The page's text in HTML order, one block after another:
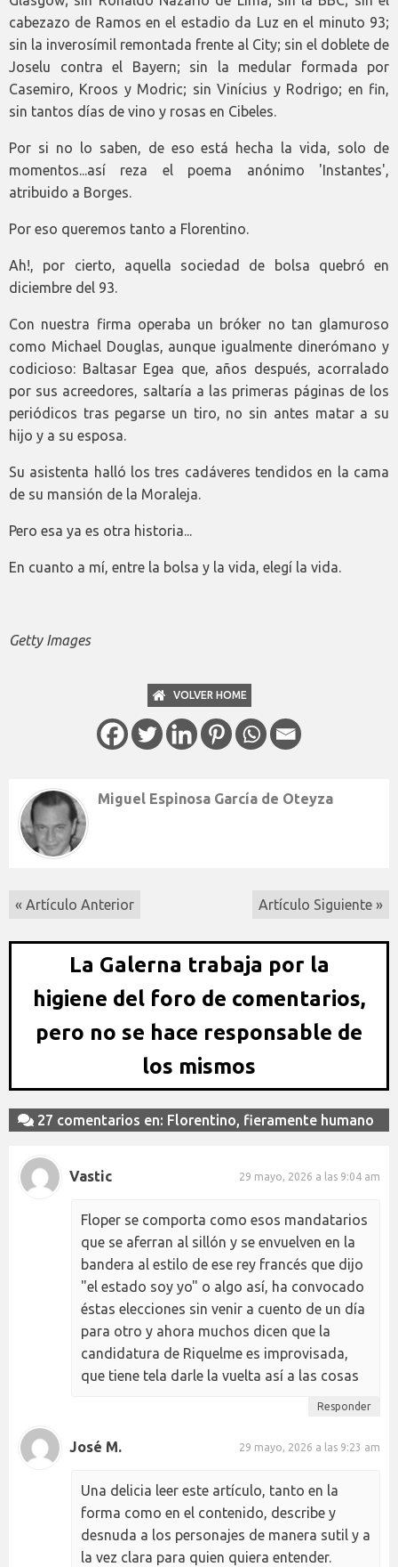
cabezazo de Ramos en el estadio da Luz en el minuto 93;
sin la inverosímil remontada frente al City; sin el doblete de
Joselu contra el Bayern; sin la medular formada por
Casemiro, Kroos y Modric; sin Vinícius y Rodrigo; en fin,
sin tantos días de vino y rosas en Cibeles.
Por si no lo saben, de eso está hecha la vida, solo de
momentos...así reza el poema anónimo 'Instantes',
atribuido a Borges.
Por eso queremos tanto a Florentino.
Ah!, por cierto, aquella sociedad de bolsa quebró en
diciembre del 93.
Con nuestra firma operaba un bróker no tan glamuroso
como Michael Douglas, aunque igualmente dinerómano y
codicioso: Baltasar Egea que, años después, acorralado
por sus acreedores, saltaría a las primeras páginas de los
periódicos tras pegarse un tiro, no sin antes matar a su
hijo y a su esposa.
Su asistenta halló los tres cadáveres tendidos en la cama
de su mansión de la Moraleja.
Pero esa ya es otra historia...
En cuanto a mí, entre la bolsa y la vida, elegí la vida.
Getty Images
VOLVER HOME
Miguel Espinosa García de Oteyza
« Artículo Anterior Artículo Siguiente »
La Galerna trabaja por la
higiene del foro de comentarios,
pero no se hace responsable de
los mismos
27 comentarios en: Florentino, fieramente humano
Vastic 29 mayo, 2026 a las 9:04 am
Floper se comporta como esos mandatarios
que se aferran al sillón y se envuelven en la
bandera al estilo de ese rey francés que dijo
"el estado soy yo" o algo así, ha convocado
éstas elecciones sin venir a cuento de un día
para otro y ahora muchos dicen que la
candidatura de Riquelme es improvisada,
que tiene tela darle la vuelta así a las cosas
Responder
José M. 29 mayo, 2026 a las 9:23 am
Una delicia leer este artículo, tanto en la
forma como en el contenido, describe y
desnuda a los personajes de manera sutil y a
la vez clara para quien quiera entender.